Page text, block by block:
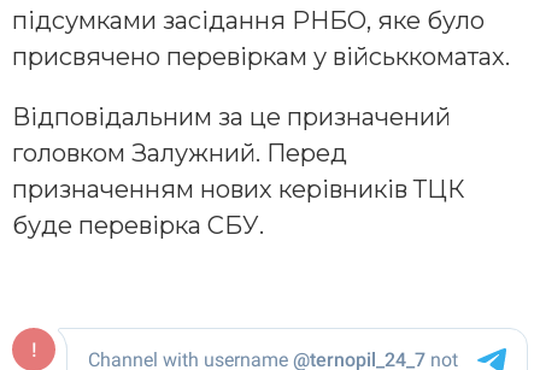
підсумками засідання РНБО, яке було
присвячено перевіркам у військкоматах.
Відповідальним за це призначений
головком Залужний. Перед
призначенням нових керівників ТЦК
буде перевірка СБУ.